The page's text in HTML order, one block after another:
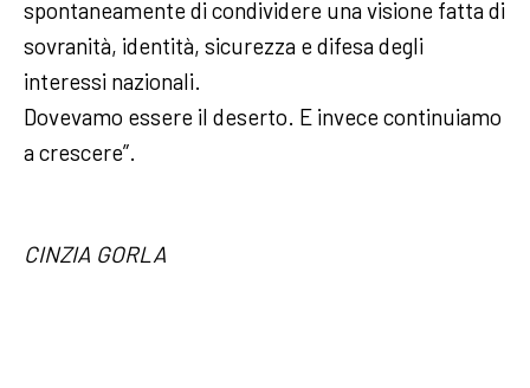
spontaneamente di condividere una visione fatta di
sovranità, identità, sicurezza e difesa degli
interessi nazionali.
Dovevamo essere il deserto. E invece continuiamo
a crescere”.
CINZIA GORLA